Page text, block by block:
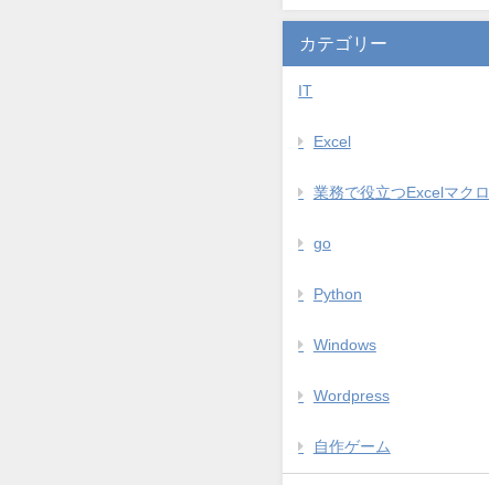
カテゴリー
IT
Excel
業務で役立つExcelマクロ
go
Python
Windows
Wordpress
自作ゲーム